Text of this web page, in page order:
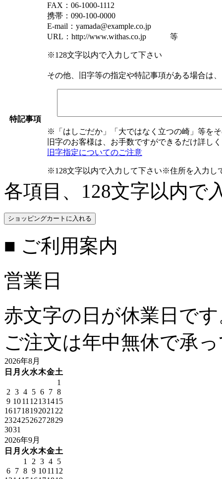
FAX：06-1000-1112
携帯：090-100-0000
E-mail：yamada@example.co.jp
URL：http://www.withas.co.jp 等
※128文字以内で入力して下さい
特記事項
その他、旧字等の指定や特記事項がある場合は
※「はしごだか」「大ではなく立つの崎」等を
旧字のお客様は、お手数ですができるだけ詳し
旧字指定についてのご注意
※128文字以内で入力して下さい※住所を入力し
各項目、128文字以内で
■ ご利用案内
営業日
赤文字の日が休業日で
ご注文は年中無休で承
2026年8月
日 月 火水木金土
1
2 3 4 5 6 7 8
9 101112131415
16171819202122
23242526272829
3031
2026年9月
日 月 火水木金土
1 2 3 4 5
6 7 8 9 101112